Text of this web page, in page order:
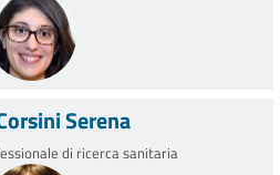
Serena
di ricerca sanitaria